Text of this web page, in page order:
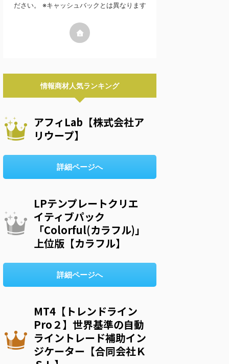
ださい。 ※キャッシュバックとは異なります
情報商材人気ランキング
アフィLab【株式会社ア
リウープ】
詳細ページへ
LPテンプレートクリエ
イティブパック
「Colorful(カラフル)」
上位版【カラフル】
詳細ページへ
MT4【トレンドライン
Pro２】世界基準の自動
ライントレード補助イン
ジケーター【合同会社Ｋ